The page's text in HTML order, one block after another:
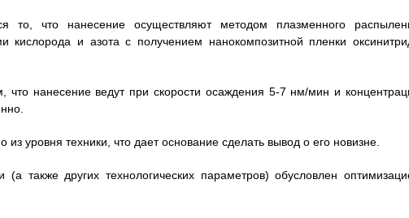
то, что нанесение осуществляют методом плазменного
и азота с получением нанокомпозитной пленки
что нанесение ведут при скорости осаждения 5-7 нм/мин и
уровня техники, что дает основание сделать вывод о его новизне.
также других технологических параметров) обусловлен